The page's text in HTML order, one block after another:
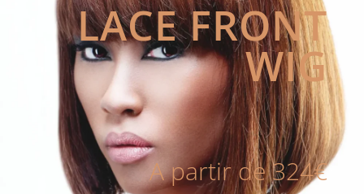
LACE FRONT
WIG
A partir de 324€